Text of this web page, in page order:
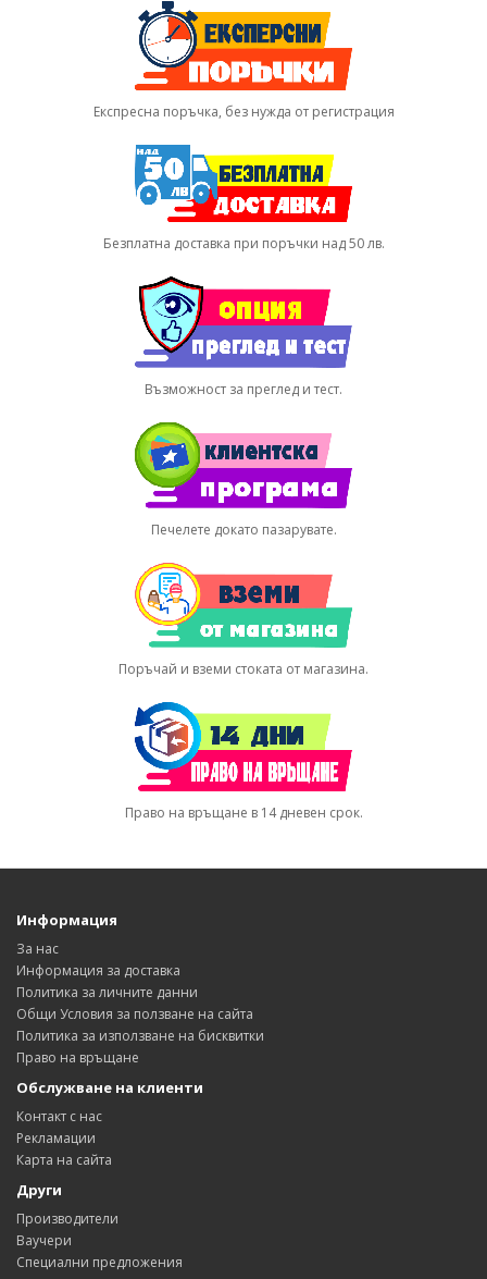
Експресна поръчка, без нужда от регистрация
Безплатна доставка при поръчки над 50 лв.
Възможност за преглед и тест.
Печелете докато пазарувате.
Поръчай и вземи стоката от магазина.
Право на връщане в 14 дневен срок.
Информация
За нас
Информация за доставка
Политика за личните данни
Общи Условия за ползване на сайта
Политика за използване на бисквитки
Право на връщане
Обслужване на клиенти
Контакт с нас
Рекламации
Карта на сайта
Други
Производители
Ваучери
Специални предложения